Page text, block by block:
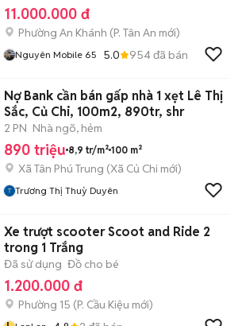
11.000.000 đ
Phường An Khánh (P. Tân An mới)
Nguyên Mobile 65 5.0 954đã bán
Nợ Bank cần bán gấp nhà 1 xẹt Lê Thị
Sắc, Củ Chi, 100m2, 890tr, shr
2 PN Nhà ngõ, hẻm
890 triệu 8,9 tr/m² 100 m²
Xã Tân Phú Trung (Xã Củ Chi mới)
Trương Thị Thuỳ Duyên
Xe trượt scooter Scoot and Ride 2
trong 1 Trắng
Đã sử dụng Đồ cho bé
1.200.000 đ
Phường 15 (P. Cầu Kiệu mới)